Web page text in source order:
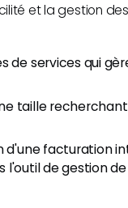
et la gestion
de services qui
taille
d'une facturation
de gestion